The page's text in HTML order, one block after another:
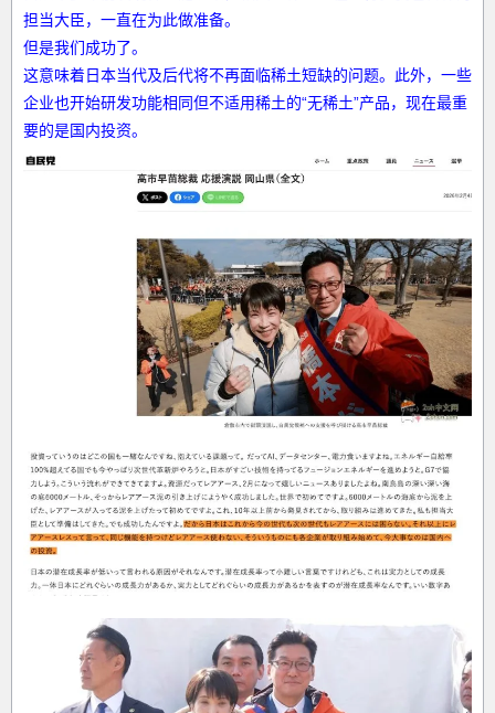
担当大臣，一直在为此做准备。
但是我们成功了。
这意味着日本当代及后代将不再面临稀土短缺的问题。此外，一些
企业也开始研发功能相同但不适用稀土的“无稀土”产品，现在最重
要的是国内投资。